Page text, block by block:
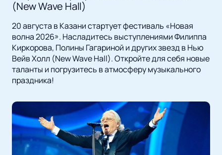
(New Wave Hall)
20 августа в Казани стартует фестиваль «Новая
волна 2026». Насладитесь выступлениями Филиппа
Киркорова, Полины Гагариной и других звезд в Нью
Вейв Холл (New Wave Hall). Откройте для себя новые
таланты и погрузитесь в атмосферу музыкального
праздника!